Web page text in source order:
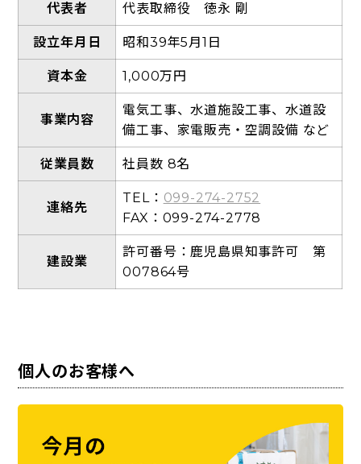
代表者 代表取締役 徳永 剛
設立年月日 昭和39年5月1日
資本金 1,000万円
事業内容
電気工事、水道施設工事、水道設
備工事、家電販売・空調設備 など
従業員数 社員数 8名
連絡先
TEL： 099-274-2752
FAX：099-274-2778
建設業
許可番号：鹿児島県知事許可 第
007864号
個人のお客様へ